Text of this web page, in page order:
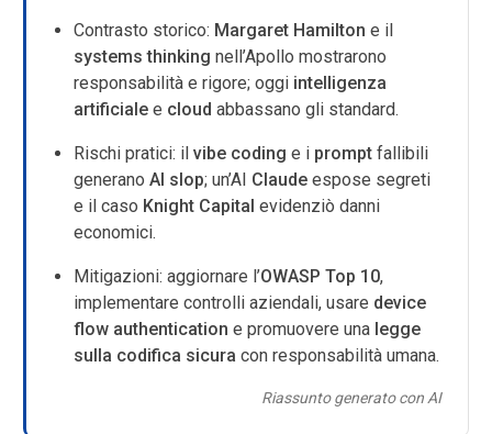
Contrasto storico: Margaret Hamilton e il
systems thinking nell’Apollo mostrarono
responsabilità e rigore; oggi intelligenza
artificiale e cloud abbassano gli standard.
Rischi pratici: ilvibe coding e i prompt fallibili
generanoAI slop; un’AI Claude espose segreti
e il caso Knight Capital evidenziò danni
economici.
Mitigazioni: aggiornare l’OWASP Top 10,
implementare controlli aziendali, usare device
flow authentication e promuovere una legge
sulla codifica sicura con responsabilità umana.
Riassunto generato con AI